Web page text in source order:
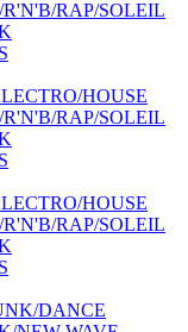
RAP/SOLEIL
HOUSE
RAP/SOLEIL
HOUSE
RAP/SOLEIL
DANCE